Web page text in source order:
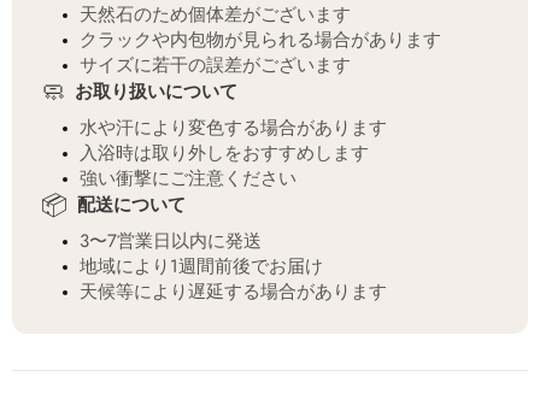
天然石のため個体差がございます
クラックや内包物が見られる場合があります
サイズに若干の誤差がございます
🧼 お取り扱いについて
水や汗により変色する場合があります
入浴時は取り外しをおすすめします
強い衝撃にご注意ください
📦 配送について
3〜7営業日以内に発送
地域により1週間前後でお届け
天候等により遅延する場合があります